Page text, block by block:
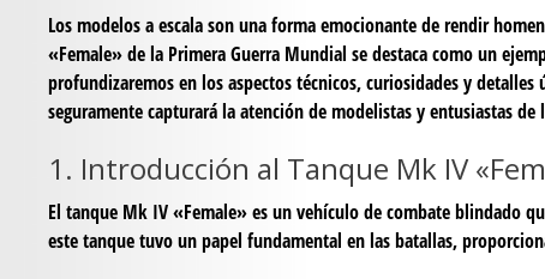
Los modelos a escala son una forma emocionante de rendir
«Female» de la Primera Guerra Mundial se destaca como un
profundizaremos en los aspectos técnicos, curiosidades y
seguramente capturará la atención de modelistas y entusiastas
1. Introducción al Tanque Mk IV
El tanque Mk IV «Female» es un vehículo de combate blindado
este tanque tuvo un papel fundamental en las batallas,